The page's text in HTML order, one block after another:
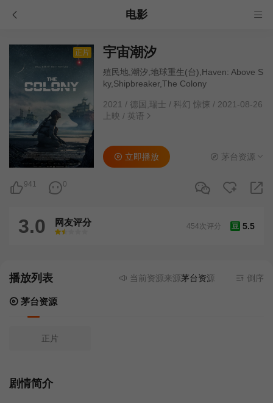
电影
正片 宇宙潮汐
殖民地,潮汐,地球重生(台),Haven: Above S
ky,Shipbreaker,The Colony
2021 / 德国,瑞士 / 科幻 惊悚 / 2021-08-26
上映 / 英语
941 0
立即播放 茅台资源
3.0 网友评分
很差
较差还行推荐力荐
豆 5.5
454次评分
播放列表 当前资源来源茅台资源- 无需安装任何
倒序
茅台资源
正片
剧情简介